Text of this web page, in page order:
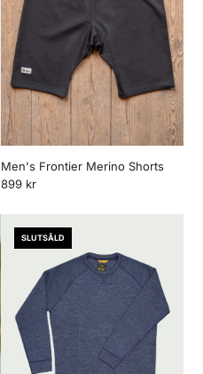
Men's Frontier Merino Shorts
899 kr
SLUTSÅLD